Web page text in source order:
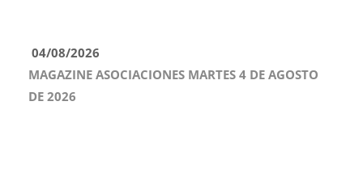
04/08/2026
MAGAZINE ASOCIACIONES MARTES 4 DE AGOSTO
DE 2026